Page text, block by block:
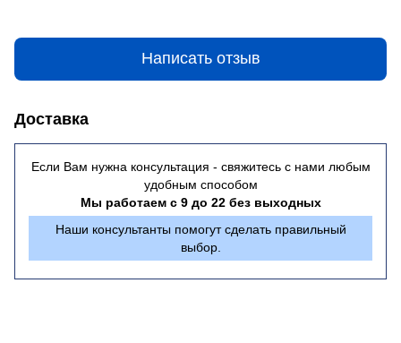
Написать отзыв
Доставка
Если Вам нужна консультация - свяжитесь с нами любым
удобным способом
Мы работаем с 9 до 22 без выходных
Наши консультанты помогут сделать правильный
выбор.